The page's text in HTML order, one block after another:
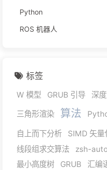
Python
ROS 机器人
标签
W 模型 GRUB 引导 深
三角形渲染
算法
自上而下分析 SIMD 矢量
线段组求交算法 zsh-
最小高度树
GRUB 汇编